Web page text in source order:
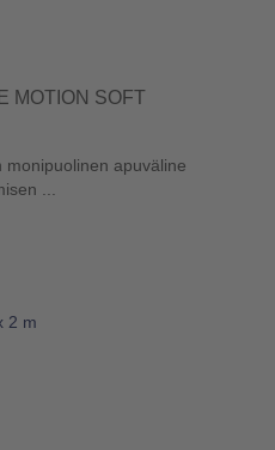
MOTION SOFT
monipuolinen apuväline
...